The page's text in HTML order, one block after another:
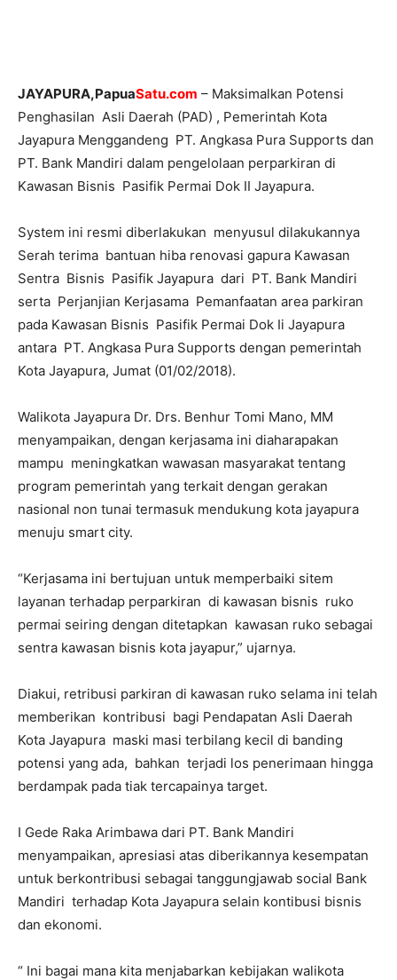
JAYAPURA,PapuaSatu.com – Maksimalkan Potensi
Penghasilan Asli Daerah (PAD) , Pemerintah Kota
Jayapura Menggandeng PT. Angkasa Pura Supports dan
PT. Bank Mandiri dalam pengelolaan perparkiran di
Kawasan Bisnis Pasifik Permai Dok II Jayapura.
System ini resmi diberlakukan menyusul dilakukannya
Serah terima bantuan hiba renovasi gapura Kawasan
Sentra Bisnis Pasifik Jayapura dari PT. Bank Mandiri
serta Perjanjian Kerjasama Pemanfaatan area parkiran
pada Kawasan Bisnis Pasifik Permai Dok Ii Jayapura
antara PT. Angkasa Pura Supports dengan pemerintah
Kota Jayapura, Jumat (01/02/2018).
Walikota Jayapura Dr. Drs. Benhur Tomi Mano, MM
menyampaikan, dengan kerjasama ini diaharapakan
mampu meningkatkan wawasan masyarakat tentang
program pemerintah yang terkait dengan gerakan
nasional non tunai termasuk mendukung kota jayapura
menuju smart city.
“Kerjasama ini bertujuan untuk memperbaiki sitem
layanan terhadap perparkiran di kawasan bisnis ruko
permai seiring dengan ditetapkan kawasan ruko sebagai
sentra kawasan bisnis kota jayapur,” ujarnya.
Diakui, retribusi parkiran di kawasan ruko selama ini telah
memberikan kontribusi bagi Pendapatan Asli Daerah
Kota Jayapura maski masi terbilang kecil di banding
potensi yang ada, bahkan terjadi los penerimaan hingga
berdampak pada tiak tercapainya target.
I Gede Raka Arimbawa dari PT. Bank Mandiri
menyampaikan, apresiasi atas diberikannya kesempatan
untuk berkontribusi sebagai tanggungjawab social Bank
Mandiri terhadap Kota Jayapura selain kontibusi bisnis
dan ekonomi.
“ Ini bagai mana kita menjabarkan kebijakan walikota